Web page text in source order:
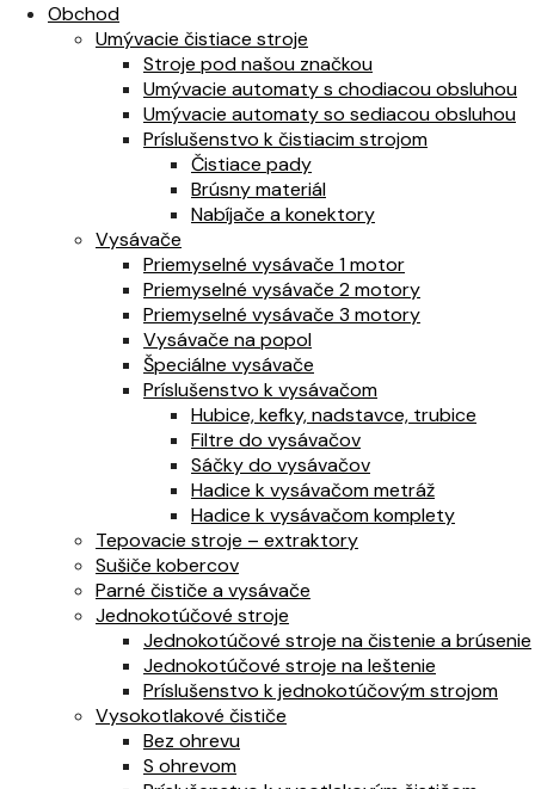
Obchod
Umývacie čistiace stroje
Stroje pod našou značkou
Umývacie automaty s chodiacou obsluhou
Umývacie automaty so sediacou obsluhou
Príslušenstvo k čistiacim strojom
Čistiace pady
Brúsny materiál
Nabíjače a konektory
Vysávače
Priemyselné vysávače 1 motor
Priemyselné vysávače 2 motory
Priemyselné vysávače 3 motory
Vysávače na popol
Špeciálne vysávače
Príslušenstvo k vysávačom
Hubice, kefky, nadstavce, trubice
Filtre do vysávačov
Sáčky do vysávačov
Hadice k vysávačom metráž
Hadice k vysávačom komplety
Tepovacie stroje – extraktory
Sušiče kobercov
Parné čističe a vysávače
Jednokotúčové stroje
Jednokotúčové stroje na čistenie a brúsenie
Jednokotúčové stroje na leštenie
Príslušenstvo k jednokotúčovým strojom
Vysokotlakové čističe
Bez ohrevu
S ohrevom